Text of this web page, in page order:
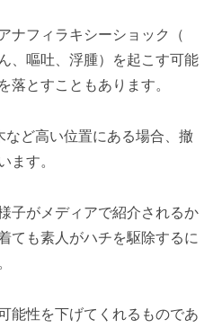
ナフィラキシーショック（
、嘔吐、浮腫）を起こす可能
落とすこともあります。
ど高い位置にある場合、撤
ます。
子がメディアで紹介されるか
ても素人がハチを駆除するに
能性を下げてくれるものであ